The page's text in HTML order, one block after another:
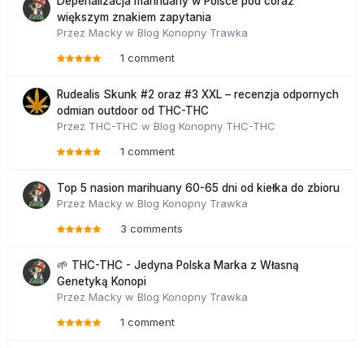
większym znakiem zapytania
Przez Macky w Blog Konopny Trawka
1 comment
Rudealis Skunk #2 oraz #3 XXL – recenzja odpornych
odmian outdoor od THC-THC
Przez THC-THC w Blog Konopny THC-THC
1 comment
Top 5 nasion marihuany 60-65 dni od kiełka do zbioru
Przez Macky w Blog Konopny Trawka
3 comments
🌱 THC-THC - Jedyna Polska Marka z Własną
Genetyką Konopi
Przez Macky w Blog Konopny Trawka
1 comment